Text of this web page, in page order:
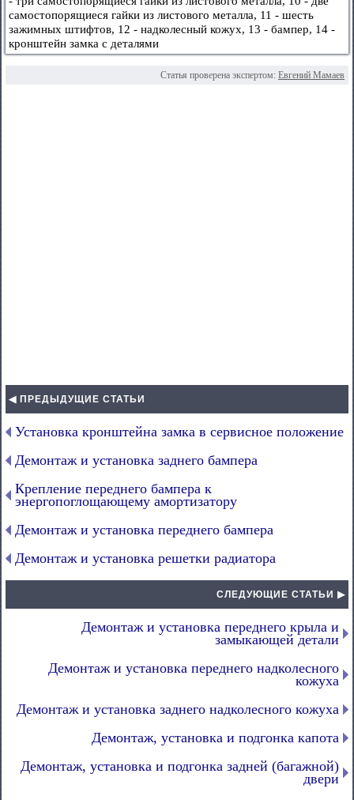
самостопорящиеся гайки из листового металла, 11 - шесть
зажимных штифтов, 12 - надколесный кожух, 13 - бампер, 14 -
кронштейн замка с деталями
Статья проверена экспертом: Евгений Мамаев
◀ ПРЕДЫДУЩИЕ СТАТЬИ
Установка кронштейна замка в сервисное положение
Демонтаж и установка заднего бампера
Крепление переднего бампера к
энергопоглощающему амортизатору
Демонтаж и установка переднего бампера
Демонтаж и установка решетки радиатора
СЛЕДУЮЩИЕ СТАТЬИ ▶
Демонтаж и установка переднего крыла и
замыкающей детали
Демонтаж и установка переднего надколесного
кожуха
Демонтаж и установка заднего надколесного кожуха
Демонтаж, установка и подгонка капота
Демонтаж, установка и подгонка задней (багажной)
двери